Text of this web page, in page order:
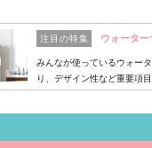
注目の特集 ウォータ
みんなが使っているウォー
り、デザイン性など重要項